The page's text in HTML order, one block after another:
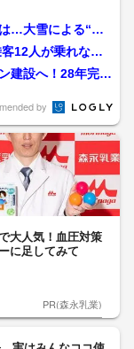
…大雪による“交
12人が乗れない
建設へ！28年完成
by
大人気！血圧対策
に足してみて
PR(森永乳業)